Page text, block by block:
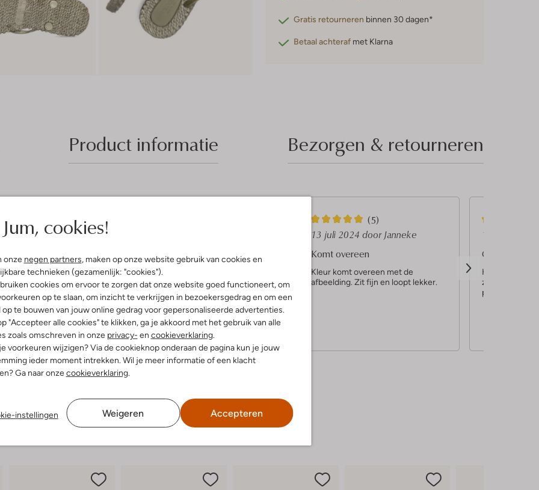
Jum, cookies!
onze negen partners, maken op onze website gebruik van cookies en
technieken (gezamenlijk: "cookies").
cookies om ervoor te zorgen dat onze website goed functioneert, om
op te slaan, om inzicht te verkrijgen in bezoekersgedrag en om een
op te bouwen van jouw online gedrag voor gepersonaliseerde advertenties.
"Accepteer alle cookies" te klikken, ga je akkoord met het gebruik van alle
zoals omschreven in onze privacy- en cookieverklaring.
voorkeuren wijzigen? Via de cookieknop onderaan de pagina kun je jouw
ieder moment intrekken. Wil je meer informatie of een klacht
Ga naar onzecookieverklaring.
instellingen Weigeren Accepteren
Gratis retourneren binnen 30 dagen*
Betaal achteraf met Klarna
Product informatie Bezorgen & retourneren
2024door
chique slipper en loopt
Echte aanrader!
e
r
r
e
n
Heerlijke slippers
Voetbad zit heerlijk en lekker shiny
aan je voetjes!
5
S
t
e
r
(5)
13 juli 2024 door Janneke
Komt overeen
Kleur komt overeen met de
afbeelding. Zit fijn en loopt lekker.
5
S
t
e
r
r
17
Gouden
Hele fijne
zitten lekker
prima